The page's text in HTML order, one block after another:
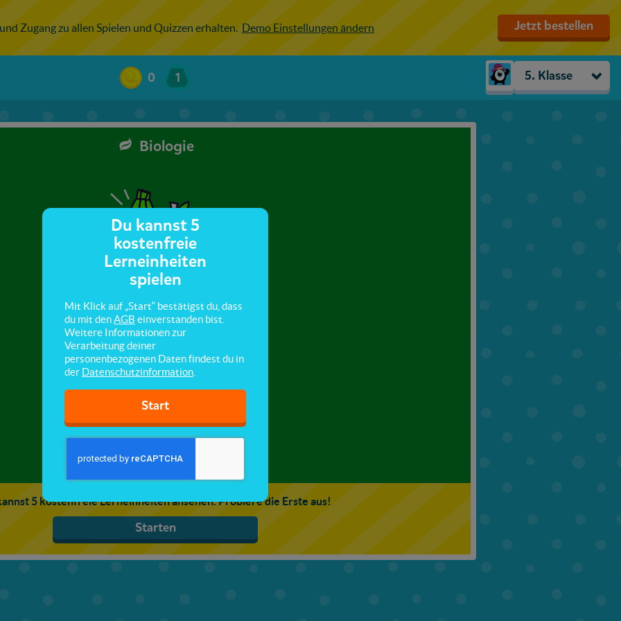
Zugang zu allen Spielen und Quizzen erhalten. Demo Einstellungen ändern Jetzt bestellen
0 1 5. Klasse
Biologie
Gesunde Ernährung
Hier lernst du, wie du dich gesund ernährst.
5 kostenfreie Lerneinheiten ansehen. Probiere die Erste aus!
Starten
Du kannst 5
kostenfreie
Lerneinheiten
spielen
Mit Klick auf „Start“ bestätigst du, dass
du mit denAGB einverstanden bist.
Weitere Informationen zur
Verarbeitung deiner
personenbezogenen Daten findest du in
der Datenschutzinformation
Start